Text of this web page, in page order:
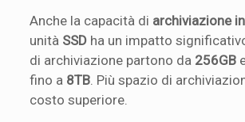
Anche la capacità di archiviazione
unità SSD ha un impatto
di archiviazione partono da 256GB
fino a 8TB . Più spazio di
costo superiore.